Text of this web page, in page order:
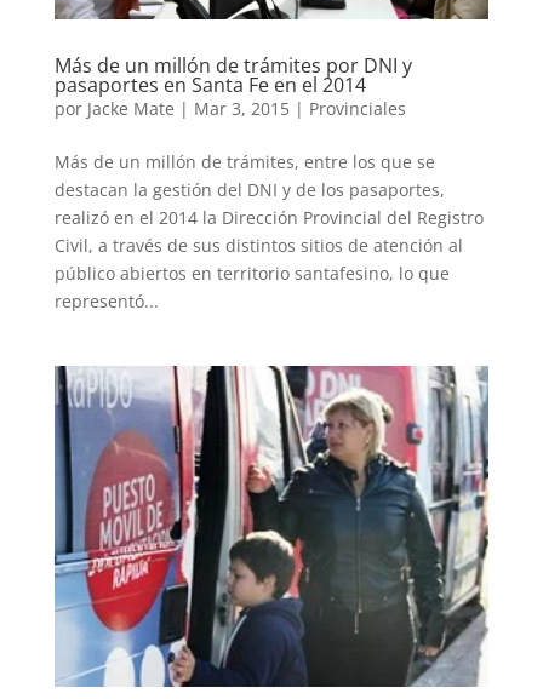
Más de un millón de trámites por DNI y
pasaportes en Santa Fe en el 2014
por Jacke Mate | Mar 3, 2015| Provinciales
Más de un millón de trámites, entre los que se
destacan la gestión del DNI y de los pasaportes,
realizó en el 2014 la Dirección Provincial del Registro
Civil, a través de sus distintos sitios de atención al
público abiertos en territorio santafesino, lo que
representó...